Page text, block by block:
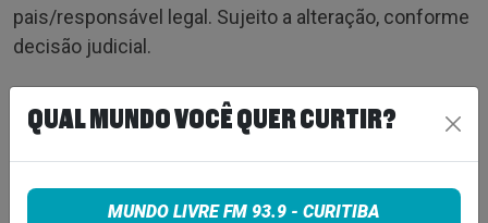
pais/responsável legal. Sujeito a alteração, conforme
decisão judicial.
Categorias de meia-entrada contempladas por Lei
no PR
– Estudante
QUAL MUNDO VOCÊ QUER CURTIR?
MUNDO LIVRE FM 93.9 - CURITIBA